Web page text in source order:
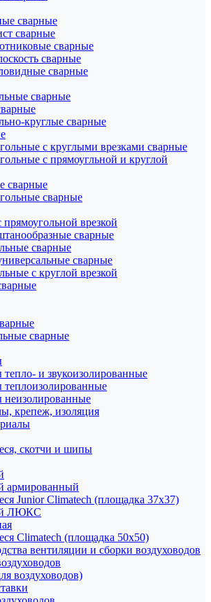
сварные
сварные
сварные
сварные
сварные
сварные
круглые сварные
с круглыми врезками сварные
с прямоугльной и круглой
сварные
сварные
врезкой
сварные
сварные
сварные
с круглой врезкой
сварные
тепло- и звукоизолированные
теплоизолированные
неизолированные
крепеж, изоляция
скотчи и шипы
армированный
Junior Climatech (площадка 37х37)
ЛЮКС
Climatech (площадка 50х50)
вентиляции и сборки воздуховодов
воздуховодов)